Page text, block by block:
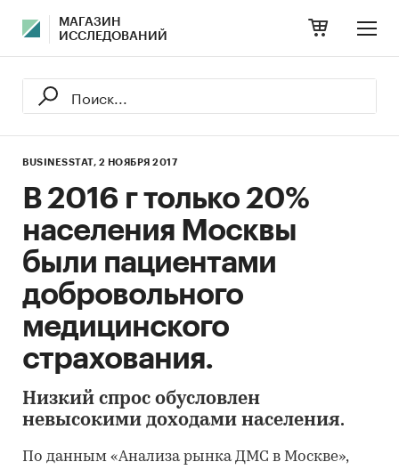
МАГАЗИН
ИССЛЕДОВАНИЙ
BUSINESSTAT, 2 НОЯБРЯ 2017
В 2016 г только 20%
населения Москвы
были пациентами
добровольного
медицинского
страхования.
Низкий спрос обусловлен
невысокими доходами населения.
По данным «Анализа рынка ДМС в Москве»,